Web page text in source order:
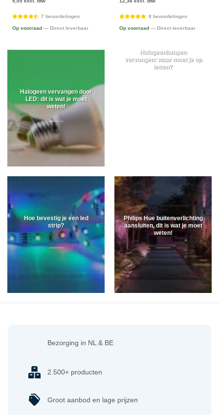
7 beoordelingen
Op voorraad — Direct leverbaar
8 beoordelingen
Op voorraad — Direct leverbaar
Halogeen vervangen door
LED: dit is wat je moet
weten!
Halogeenlampen
vervangen: waar moet je op
letten?
Hoe bevestig je een led
strip?
Philips Hue buitenverlichting
aansluiten, dit is wat je moet
weten!
Bezorging in NL & BE
2.500+ producten
Groot aanbod en lage prijzen